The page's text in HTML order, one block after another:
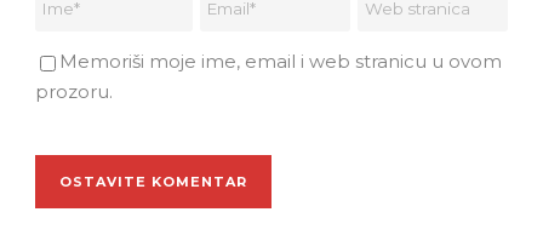
Memoriši moje ime, email i web stranicu u ovom
prozoru.